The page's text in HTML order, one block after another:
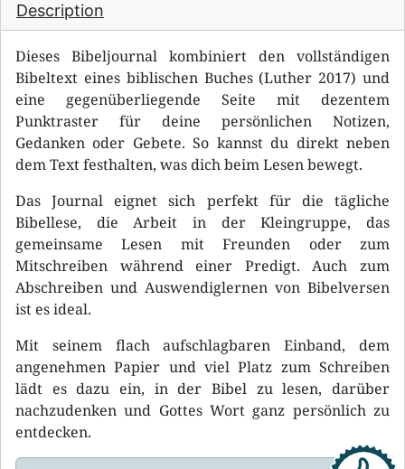
Description
Dieses Bibeljournal kombiniert den vollständigen
Bibeltext eines biblischen Buches (Luther 2017) und
eine gegenüberliegende Seite mit dezentem
Punktraster für deine persönlichen Notizen,
Gedanken oder Gebete. So kannst du direkt neben
dem Text festhalten, was dich beim Lesen bewegt.
Das Journal eignet sich perfekt für die tägliche
Bibellese, die Arbeit in der Kleingruppe, das
gemeinsame Lesen mit Freunden oder zum
Mitschreiben während einer Predigt. Auch zum
Abschreiben und Auswendiglernen von Bibelversen
ist es ideal.
Mit seinem flach aufschlagbaren Einband, dem
angenehmen Papier und viel Platz zum Schreiben
lädt es dazu ein, in der Bibel zu lesen, darüber
nachzudenken und Gottes Wort ganz persönlich zu
entdecken.